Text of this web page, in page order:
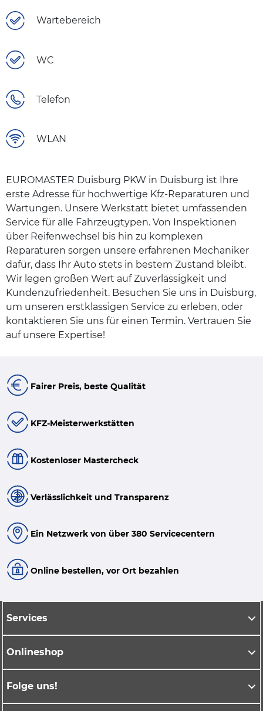
Wartebereich
WC
Telefon
WLAN
EUROMASTER Duisburg PKW in Duisburg ist Ihre
erste Adresse für hochwertige Kfz-Reparaturen und
Wartungen. Unsere Werkstatt bietet umfassenden
Service für alle Fahrzeugtypen. Von Inspektionen
über Reifenwechsel bis hin zu komplexen
Reparaturen sorgen unsere erfahrenen Mechaniker
dafür, dass Ihr Auto stets in bestem Zustand bleibt.
Wir legen großen Wert auf Zuverlässigkeit und
Kundenzufriedenheit. Besuchen Sie uns in Duisburg,
um unseren erstklassigen Service zu erleben, oder
kontaktieren Sie uns für einen Termin. Vertrauen Sie
auf unsere Expertise!
Fairer Preis, beste Qualität
KFZ-Meisterwerkstätten
Kostenloser Mastercheck
Verlässlichkeit und Transparenz
Ein Netzwerk von über 380 Servicecentern
Online bestellen, vor Ort bezahlen
Services
Onlineshop
Folge uns!